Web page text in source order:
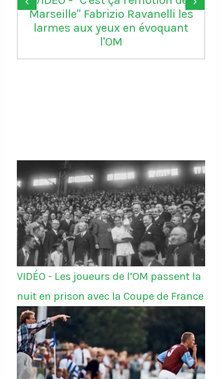
Marseille" Fabrizio Ravanelli les
larmes aux yeux en évoquant
l'OM
VIDÉO - Les joueurs de l’OM passent la
nuit en prison avec la Coupe de France